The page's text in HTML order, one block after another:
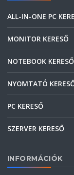
ALL-IN-ONE PC
MONITOR KERESŐ
NOTEBOOK KERESŐ
NYOMTATÓ
PC KERESŐ
SZERVER KERESŐ
INFORMÁCIÓK